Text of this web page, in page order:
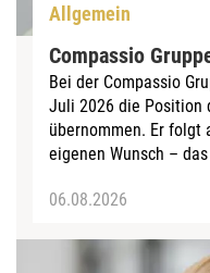
Allgemein
Compassio
Bei der Compassio
Juli 2026 die Position
übernommen. Er folgt
eigenen Wunsch –
06.08.2026